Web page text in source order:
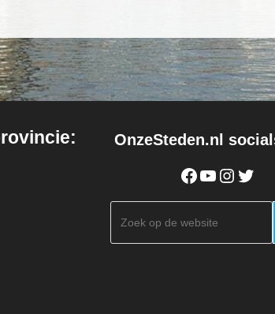
OnzeSteden.nl
Facebook
YouTube
Instagram
Twitter